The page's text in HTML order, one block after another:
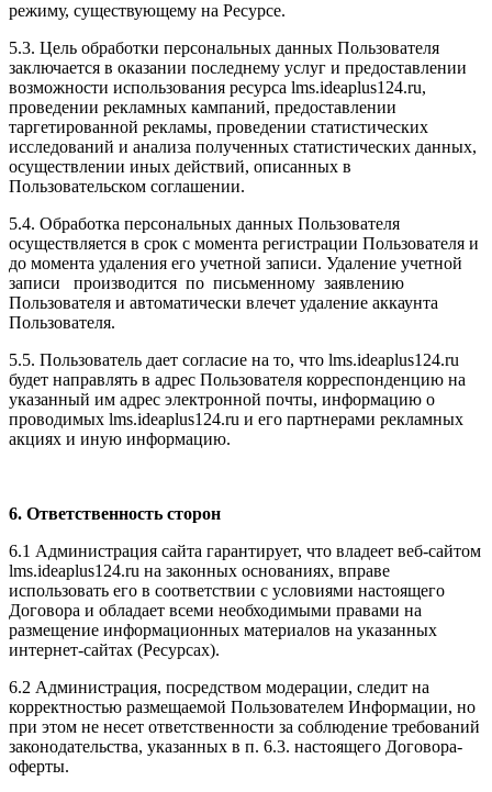
режиму, существующему на Ресурсе.
5.3. Цель обработки персональных данных Пользователя
заключается в оказании последнему услуг и предоставлении
возможности использования ресурса lms.ideaplus124.ru,
проведении рекламных кампаний, предоставлении
таргетированной рекламы, проведении статистических
исследований и анализа полученных статистических данных,
осуществлении иных действий, описанных в
Пользовательском соглашении.
5.4. Обработка персональных данных Пользователя
осуществляется в срок с момента регистрации Пользователя и
до момента удаления его учетной записи. Удаление учетной
записи производится по письменному заявлению
Пользователя и автоматически влечет удаление аккаунта
Пользователя.
5.5. Пользователь дает согласие на то, что lms.ideaplus124.ru
будет направлять в адрес Пользователя корреспонденцию на
указанный им адрес электронной почты, информацию о
проводимых lms.ideaplus124.ru и его партнерами рекламных
акциях и иную информацию.
6. Ответственность сторон
6.1 Администрация сайта гарантирует, что владеет веб-сайтом
lms.ideaplus124.ru на законных основаниях, вправе
использовать его в соответствии с условиями настоящего
Договора и обладает всеми необходимыми правами на
размещение информационных материалов на указанных
интернет-сайтах (Ресурсах).
6.2 Администрация, посредством модерации, следит на
корректностью размещаемой Пользователем Информации, но
при этом не несет ответственности за соблюдение требований
законодательства, указанных в п. 6.3. настоящего Договора-
оферты.